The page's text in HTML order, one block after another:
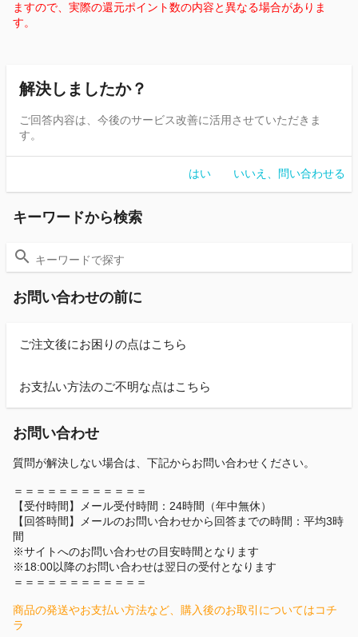
ますので、実際の還元ポイント数の内容と異なる場合がありま
す。
解決しましたか？
ご回答内容は、今後のサービス改善に活用させていただきま
す。
はい いいえ、問い合わせる
キーワードから検索
お問い合わせの前に
ご注文後にお困りの点はこちら
お支払い方法のご不明な点はこちら
お問い合わせ
質問が解決しない場合は、下記からお問い合わせください。
＝＝＝＝＝＝＝＝＝＝＝＝
【受付時間】メール受付時間：24時間（年中無休）
【回答時間】メールのお問い合わせから回答までの時間：平均3時
間
※サイトへのお問い合わせの目安時間となります
※18:00以降のお問い合わせは翌日の受付となります
＝＝＝＝＝＝＝＝＝＝＝＝
商品の発送やお支払い方法など、購入後のお取引についてはコチ
ラ